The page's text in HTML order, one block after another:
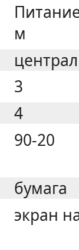
м
3
4
90-20
бумага
экран